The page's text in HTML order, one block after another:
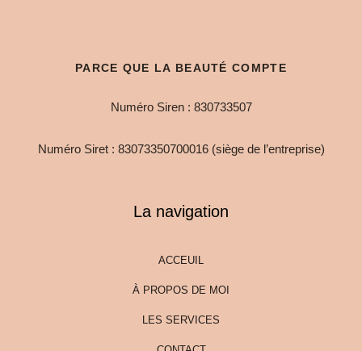
PARCE QUE LA BEAUTÉ COMPTE
Numéro Siren : 830733507
Numéro Siret : 83073350700016 (siège de l’entreprise)
La navigation
ACCEUIL
À PROPOS DE MOI
LES SERVICES